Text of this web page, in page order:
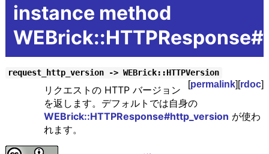
instance method
request_http_version -> WEBrick::HTTPVersion
[permalink][rdoc]
リクエストの HTTP バージョン
を返します。デフォルトでは自身の
WEBrick::HTTPResponse#http_version が使わ
れます。